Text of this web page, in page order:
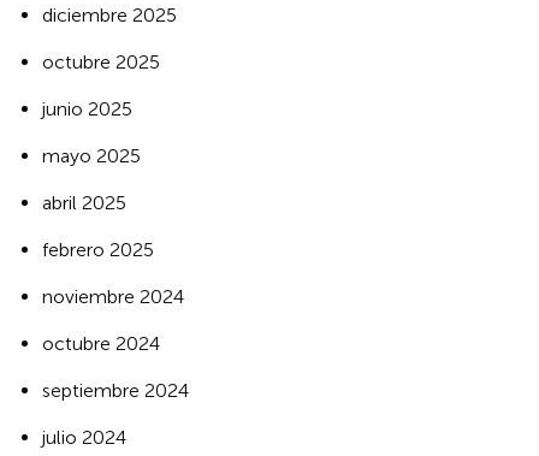
diciembre 2025
octubre 2025
junio 2025
mayo 2025
abril 2025
febrero 2025
noviembre 2024
octubre 2024
septiembre 2024
julio 2024